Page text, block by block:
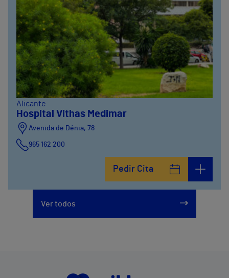
Alicante
Hospital Vithas Medimar
Avenida de Dénia, 78
965 162 200
Pedir Cita
Ver todos